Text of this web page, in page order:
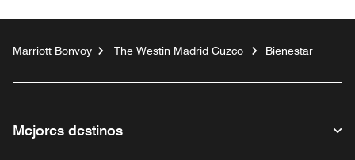
Marriott Bonvoy The Westin Madrid Cuzco Bienestar
Mejores destinos